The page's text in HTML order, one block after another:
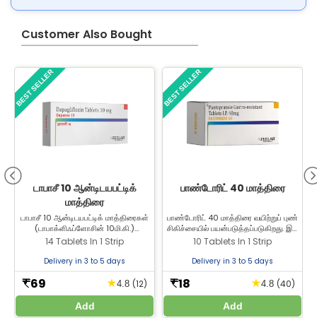
Customer Also Bought
டாபாசீ 10 ஆன்டிடயபட்டிக்
மாத்திரை
டாபாசீ 10 ஆன்டிடயபட்டிக் மாத்திரைகள்
(டாபாக்ளிஃப்ளோசின் 10மி.கி.)
வாங்குங்கள் - விலை, பயன்கள், பக்க
விளைவுகள் மற்றும் அளவு பற்றி அறிந்து
கொள்ளுங்கள். டைப் 2 நீரிழிவு நோய்க்கு
14 Tablets In 1 Strip
Delivery in 3 to 5 days
₹69 ★4.8 (12)
Add
BEST SELLER
பாண்டோரிட் 40 மாத்திரை
பாண்டோரிட் 40 மாத்திரை வயிற்றுப் புண்
சிகிச்சையில் பயன்படுத்தப்படுகிறது. இது
வயிற்றில் உற்பத்தியாகும் அமிலத்தை
குறைத்து, புண்களின் சிகிச்சைக்கு
உதவுகிறது.
10 Tablets In 1 Strip
Delivery in 3 to 5 days
₹18 ★4.8 (40)
Add
BEST SELLER